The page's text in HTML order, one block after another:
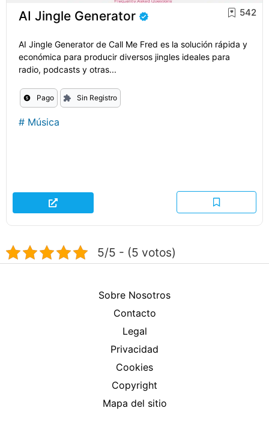
AI Jingle Generator 542
AI Jingle Generator de Call Me Fred es la solución rápida y
económica para producir diversos jingles ideales para
radio, podcasts y otras...
Pago Sin Registro
# Música
5/5 - (5 votos)
Sobre Nosotros
Contacto
Legal
Privacidad
Cookies
Copyright
Mapa del sitio